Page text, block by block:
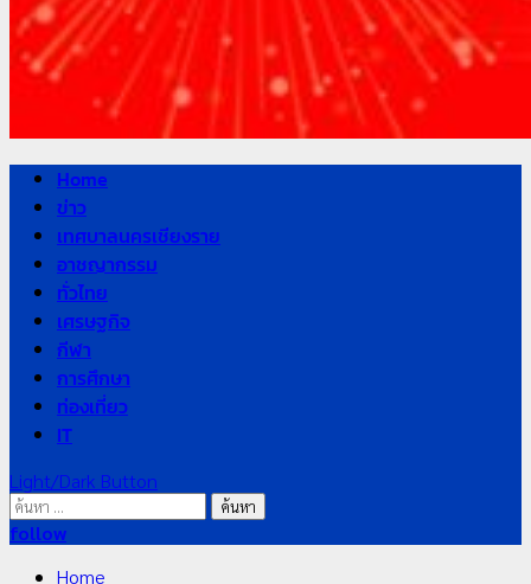
Primary
Menu
Home
ข่าว
เทศบาลนครเชียงราย
อาชญากรรม
ทั่วไทย
เศรษฐกิจ
กีฬา
การศึกษา
ท่องเที่ยว
IT
Light/Dark Button
ค้นหา
สำหรับ:
follow
Home
สัมผัส Pai Zipline ท้าความสูงกลางธรรมชาติ
21 กรกฎาคม, 2026 0
News
นักเรียนเลขประจำตัว G อำเภอแม่สรวย
20 กรกฎาคม, 20260